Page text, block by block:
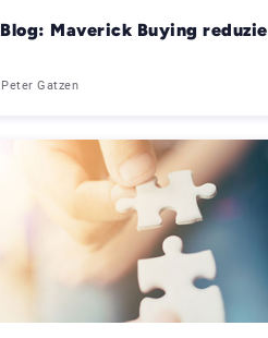
Blog: Maverick Buying
Peter Gatzen